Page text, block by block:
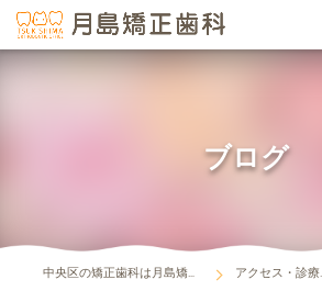
ブログ
中央区の矯正歯科は月島矯正歯科 アクセス・診療時間